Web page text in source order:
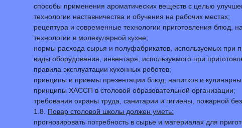
способы применения ароматических веществ с целью
технологии наставничества и обучения на рабочих местах;
рецептура и современные технологии приготовления блюд,
технологии в молекулярной кухне;
нормы расхода сырья и полуфабрикатов, используемых при
виды оборудования, инвентаря, используемого при
правила эксплуатации кухонных роботов;
принципы и приемы презентации блюд, напитков и
принципы ХАССП в столовой образовательной организации;
требования охраны труда, санитарии и гигиены, пожарной
1.8. Повар столовой школы должен уметь:
прогнозировать потребность в сырье и материалах для